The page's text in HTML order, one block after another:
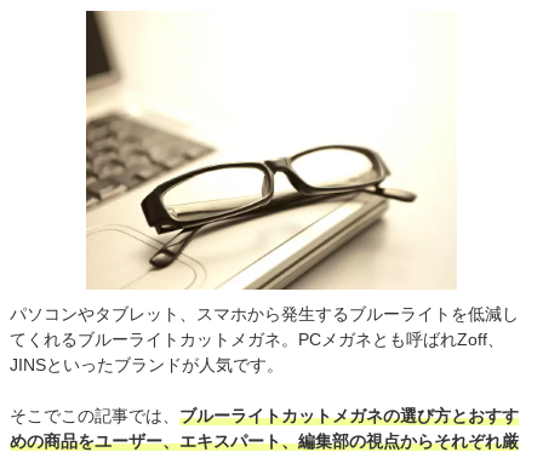
パソコンやタブレット、スマホから発生するブルーライトを低減し
てくれるブルーライトカットメガネ。PCメガネとも呼ばれZoff、
JINSといったブランドが人気です。
そこでこの記事では、 ブルーライトカットメガネの選び方とおすす
めの商品をユーザー、エキスパート、編集部の視点からそれぞれ厳